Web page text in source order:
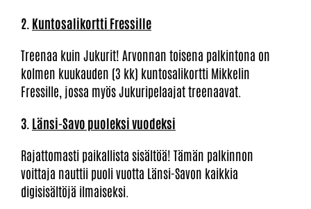
2. Kuntosalikortti Fressille
Treenaa kuin Jukurit! Arvonnan toisena palkintona on
kolmen kuukauden (3 kk) kuntosalikortti Mikkelin
Fressille, jossa myös Jukuripelaajat treenaavat.
3. Länsi-Savo puoleksi vuodeksi
Rajattomasti paikallista sisältöä! Tämän palkinnon
voittaja nauttii puoli vuotta Länsi-Savon kaikkia
digisisältöjä ilmaiseksi.